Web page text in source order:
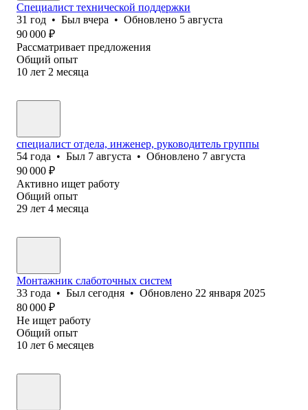
Специалист технической поддержки
31 год • Был вчера • Обновлено 5 августа
90 000 ₽
Рассматривает предложения
Общий опыт
10 лет 2 месяца
специалист отдела, инженер, руководитель группы
54 года • Был 7 августа • Обновлено 7 августа
90 000 ₽
Активно ищет работу
Общий опыт
29 лет 4 месяца
Монтажник слаботочных систем
33 года • Был сегодня • Обновлено 22 января 2025
80 000 ₽
Не ищет работу
Общий опыт
10 лет 6 месяцев